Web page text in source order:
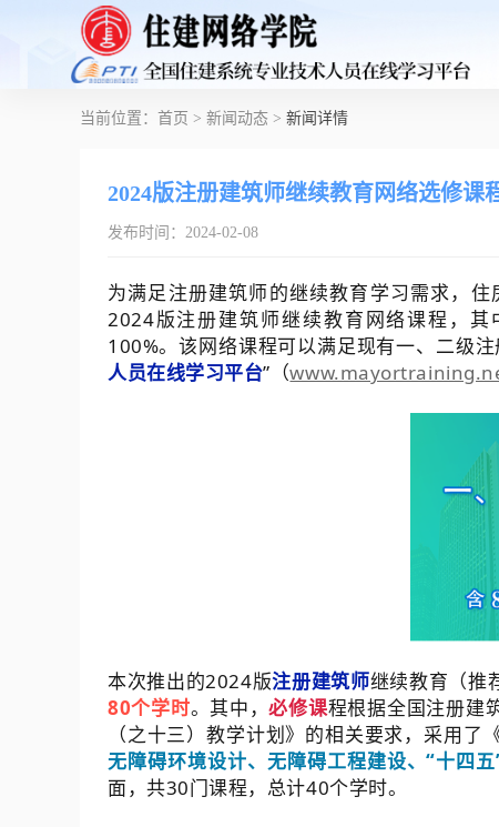
当前位置： 首页 > 新闻动态 > 新闻详情
2024版注册建筑师继续教育网络选修课
发布时间： 2024-02-08
为满足注册建筑师的继续教育学习需求，
2024版注册建筑师继续教育网络课程，
100%。该网络课程可以满足现有一、二级
人员在线学习平台”（
本次推出的2024版注册建筑师继续教育（推
80个学时。其中，必修课程根据全国注册建
（之十三）教学计划》的相关要求，采用
无障碍环境设计、无障碍工程建设、“十四
面，共30门课程，总计40个学时。